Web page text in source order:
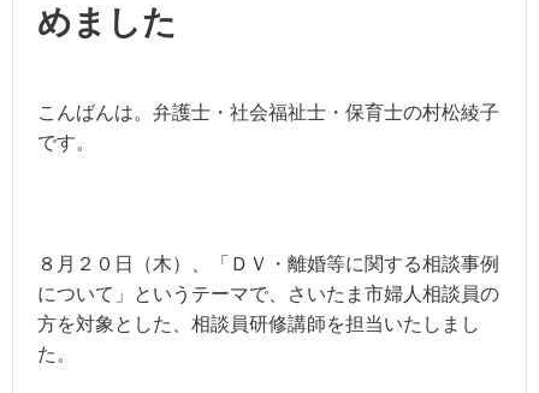
めました
こんばんは。弁護士・社会福祉士・保育士の村松綾子
です。
８月２０日（木）、「ＤＶ・離婚等に関する相談事例
について」というテーマで、さいたま市婦人相談員の
方を対象とした、相談員研修講師を担当いたしまし
た。